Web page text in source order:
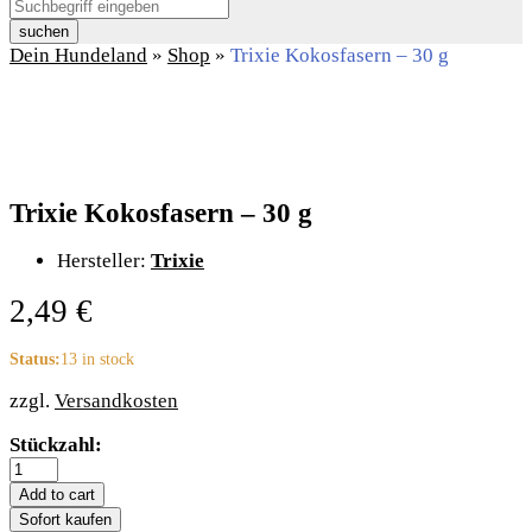
suchen
Dein Hundeland » Shop » Trixie Kokosfasern – 30 g
Trixie Kokosfasern – 30 g
Hersteller: Trixie
2,49 €
Status:13 in stock
zzgl. Versandkosten
Trixie
Kokosfasern
-
30
Stückzahl:
Add to cart
Sofort kaufen